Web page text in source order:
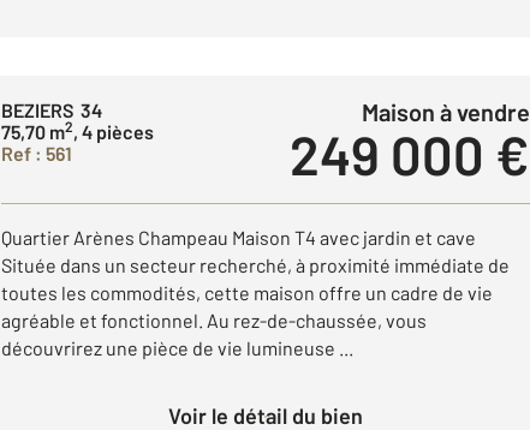
BEZIERS 34
75,70 m2, 4 pièces
Ref : 561
Maison à vendre
249 000 €
Quartier Arènes Champeau Maison T4 avec jardin et cave
Située dans un secteur recherché, à proximité immédiate de
toutes les commodités, cette maison offre un cadre de vie
agréable et fonctionnel. Au rez-de-chaussée, vous
découvrirez une pièce de vie lumineuse ...
Voir le détail du bien